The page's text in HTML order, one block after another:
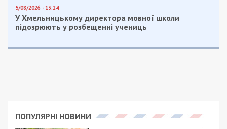
5/08/2026 - 13:24
У Хмельницькому директора мовної школи
підозрюють у розбещенні учениць
ПОПУЛЯРНІ НОВИНИ